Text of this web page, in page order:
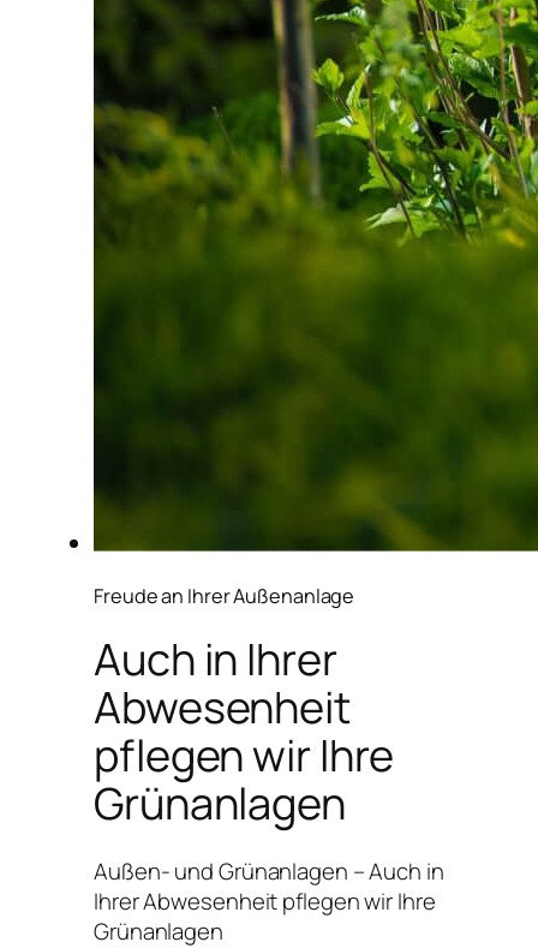
Freude an Ihrer Außenanlage
Auch in Ihrer
Abwesenheit
pflegen wir Ihre
Grünanlagen
Außen- und Grünanlagen – Auch in
Ihrer Abwesenheit pflegen wir Ihre
Grünanlagen